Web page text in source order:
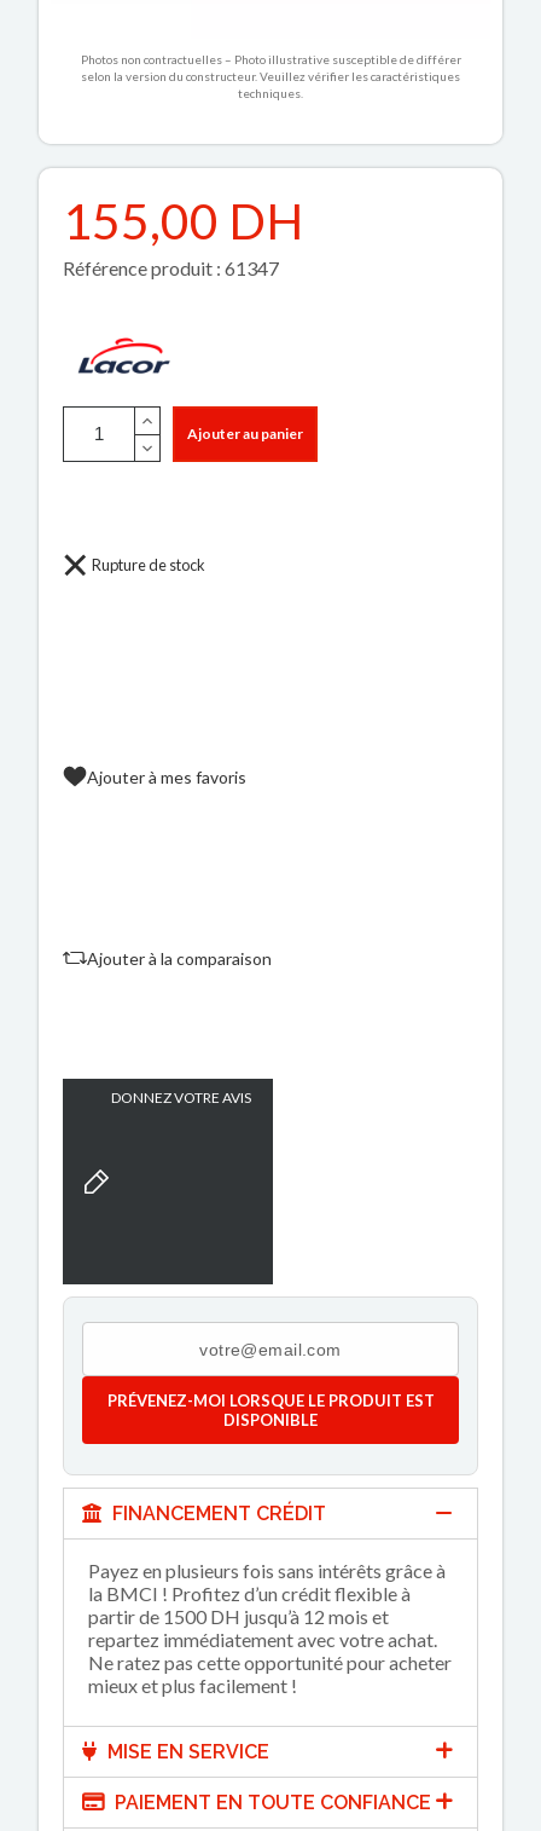
Photos non contractuelles – Photo illustrative susceptible de différer
selon la version du constructeur. Veuillez vérifier les caractéristiques
techniques.
155,00 DH
Référence produit : 61347
Ajouter au panier
Rupture de stock
Ajouter à mes favoris
Ajouter à la comparaison
DONNEZ VOTRE AVIS
PRÉVENEZ-MOI LORSQUE LE PRODUIT EST
DISPONIBLE
FINANCEMENT CRÉDIT
Payez en plusieurs fois sans intérêts grâce à
la BMCI ! Profitez d’un crédit flexible à
partir de 1500 DH jusqu’à 12 mois et
repartez immédiatement avec votre achat.
Ne ratez pas cette opportunité pour acheter
mieux et plus facilement !
MISE EN SERVICE
PAIEMENT EN TOUTE CONFIANCE